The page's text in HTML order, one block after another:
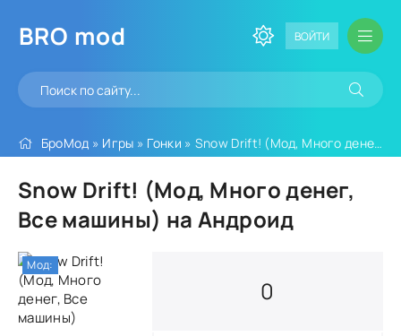
BRO mod ВОЙТИ
БроМод » Игры » Гонки » Snow Drift! (Мод, Много денег, Все машины)
Snow Drift! (Мод, Много денег,
Все машины) на Андроид
0
Мод: